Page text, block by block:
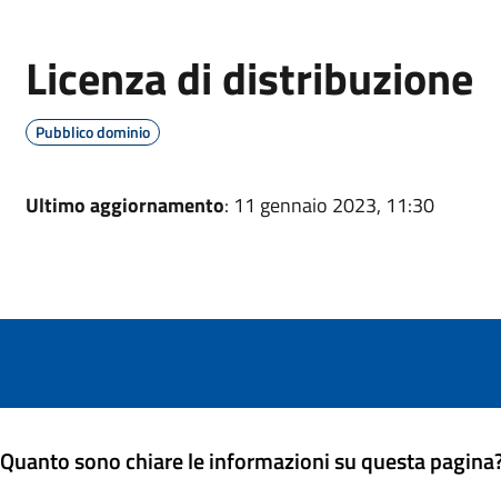
Licenza di distribuzione
Pubblico dominio
Ultimo aggiornamento: 11 gennaio 2023, 11:30
Quanto sono chiare le informazioni su questa